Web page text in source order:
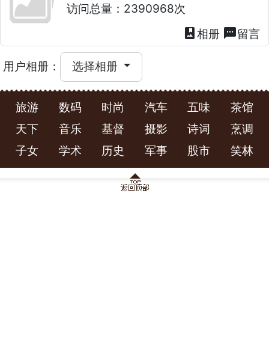
访问总量：2390968次
photo_album 相册 textsms留言
用户相册： 选择相册
旅游 数码 时尚 汽车 五味
茶馆
天下
音乐 基督 摄影 诗词
烹调
子女
学术 历史 军事 股市 笑林